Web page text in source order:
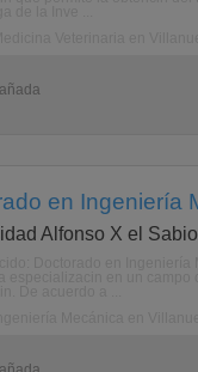
en Ingeniería
Alfonso X el Sabio